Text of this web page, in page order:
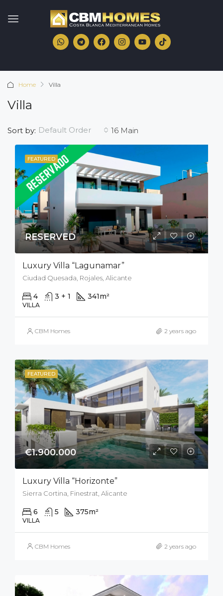
Home Villa
Villa
16 Main
Sort by: Default Order
FEATURED
RESERVED
Luxury Villa “Lagunamar”
Ciudad Quesada, Rojales, Alicante
4 3 + 1 341m²
VILLA
CBM Homes 2 years ago
FEATURED
€1.900.000
Luxury Villa “Horizonte”
Sierra Cortina, Finestrat, Alicante
6 5 375m²
VILLA
CBM Homes 2 years ago